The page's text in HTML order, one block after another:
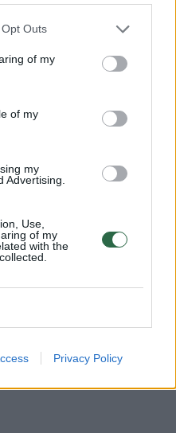
Outs
of my
of my
my
Advertising.
Use,
of my
with the
Privacy Policy
pasiekiamus
nelanko
pasakoja
Sudane.
sukasi aplink
– jie ir
statuso
saugomas
nuotaka gali kainuoti